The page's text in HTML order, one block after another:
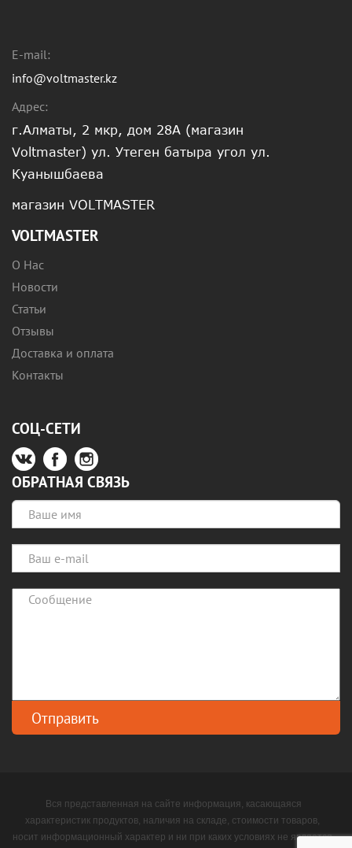
E-mail:
info@voltmaster.kz
Адрес:
г.Алматы, 2 мкр, дом 28А (магазин
Voltmaster) ул. Утеген батыра угол ул.
Куанышбаева
магазин VOLTMASTER
VOLTMASTER
О Нас
Новости
Статьи
Отзывы
Доставка и оплата
Контакты
СОЦ-СЕТИ
ОБРАТНАЯ СВЯЗЬ
Вся представленная на сайте информация, касающаяся
характеристик продуктов, наличия на складе, стоимости товаров,
носит информационный характер и ни при каких условиях не является